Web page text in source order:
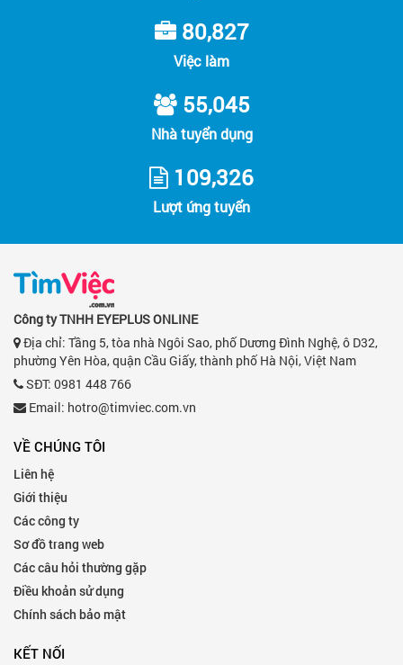
80,827
Việc làm
55,045
Nhà tuyển dụng
109,326
Lượt ứng tuyển
Công ty TNHH EYEPLUS ONLINE
Địa chỉ: Tầng 5, tòa nhà Ngôi Sao, phố Dương Đình Nghệ, ô D32,
phường Yên Hòa, quận Cầu Giấy, thành phố Hà Nội, Việt Nam
SĐT: 0981 448 766
Email: hotro@timviec.com.vn
VỀ CHÚNG TÔI
Liên hệ
Giới thiệu
Các công ty
Sơ đồ trang web
Các câu hỏi thường gặp
Điều khoản sử dụng
Chính sách bảo mật
KẾT NỐI